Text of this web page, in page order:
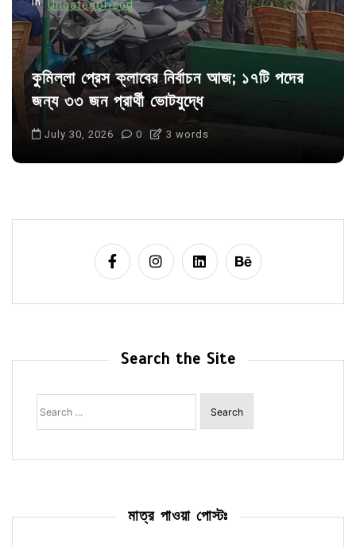
Uncategorized
কুমিল্লা প্রেস ক্লাবের নির্বাচন আজ; ১৭টি পদের
জন্য ৩৩ জন প্রার্থী ভোটযুদ্ধে
July 30, 2026 0 3 words
Search the Site
Search
for:
মাত্র পাওয়া পোস্টঃ